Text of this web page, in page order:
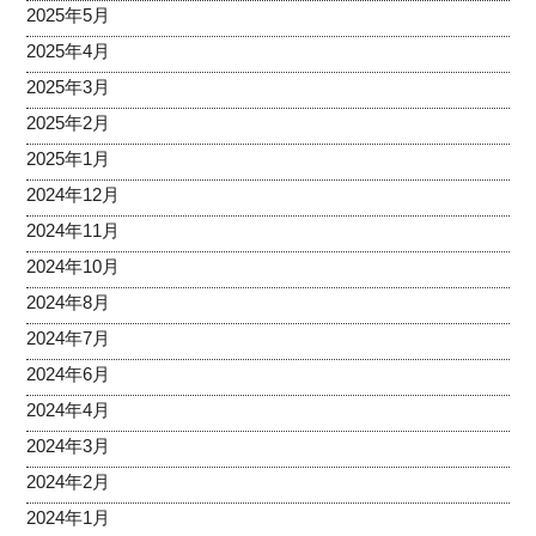
2025年5月
2025年4月
2025年3月
2025年2月
2025年1月
2024年12月
2024年11月
2024年10月
2024年8月
2024年7月
2024年6月
2024年4月
2024年3月
2024年2月
2024年1月